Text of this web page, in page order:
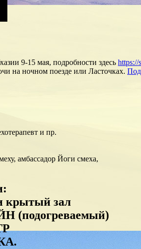
9-15 мая, подробности здесь https://
на ночном поезде или Ласточках.
и пр.
амбассадор Йоги смеха,
зал